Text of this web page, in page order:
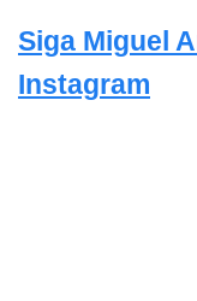
Siga Miguel
Instagram